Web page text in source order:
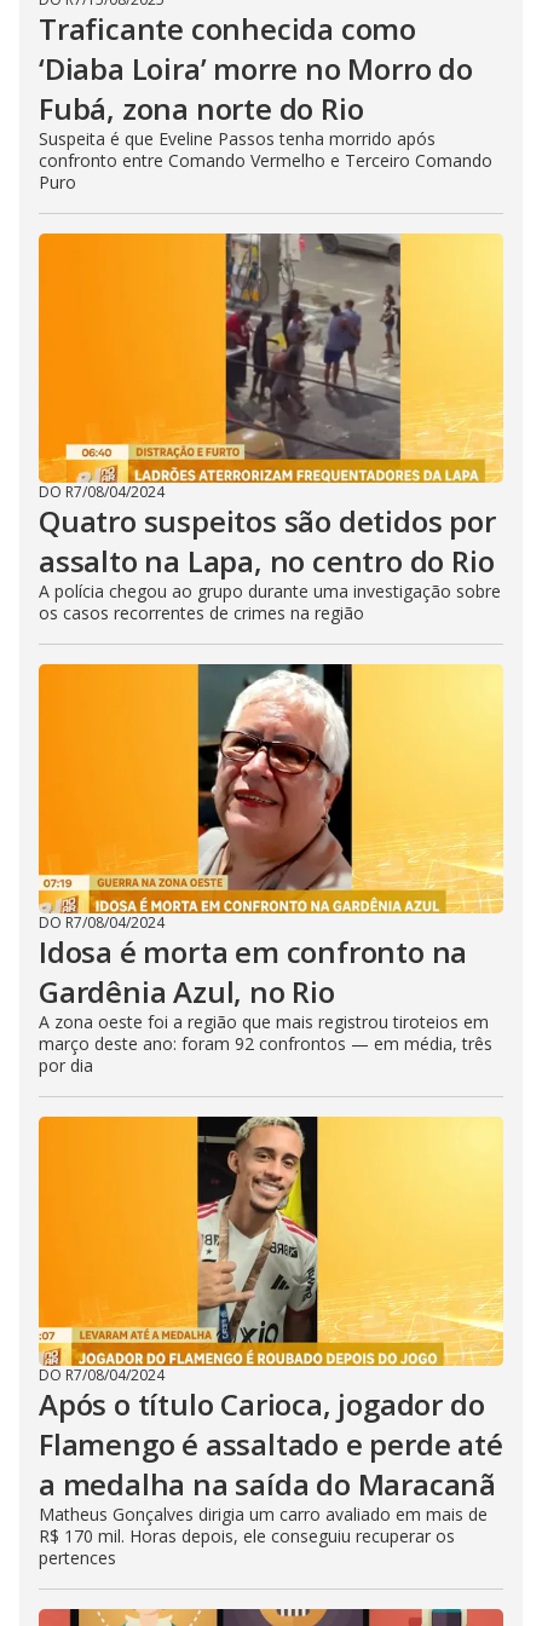
Traficante conhecida como
‘Diaba Loira’ morre no Morro do
Fubá, zona norte do Rio
Suspeita é que Eveline Passos tenha morrido após
confronto entre Comando Vermelho e Terceiro Comando
Puro
DO R7/08/04/2024
Quatro suspeitos são detidos por
assalto na Lapa, no centro do Rio
A polícia chegou ao grupo durante uma investigação sobre
os casos recorrentes de crimes na região
DO R7/08/04/2024
Idosa é morta em confronto na
Gardênia Azul, no Rio
A zona oeste foi a região que mais registrou tiroteios em
março deste ano: foram 92 confrontos — em média, três
por dia
DO R7/08/04/2024
Após o título Carioca, jogador do
Flamengo é assaltado e perde até
a medalha na saída do Maracanã
Matheus Gonçalves dirigia um carro avaliado em mais de
R$ 170 mil. Horas depois, ele conseguiu recuperar os
pertences